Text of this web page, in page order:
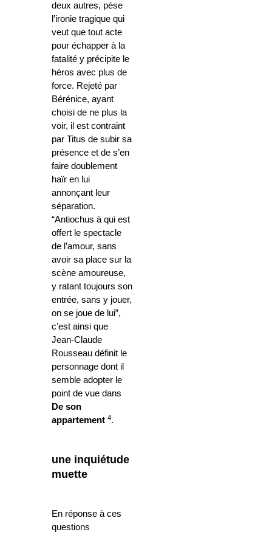
deux autres, pèse
l’ironie tragique qui
veut que tout acte
pour échapper à la
fatalité y précipite le
héros avec plus de
force. Rejeté par
Bérénice, ayant
choisi de ne plus la
voir, il est contraint
par Titus de subir sa
présence et de s’en
faire doublement
haïr en lui
annonçant leur
séparation.
“Antiochus à qui est
offert le spectacle
de l’amour, sans
avoir sa place sur la
scène amoureuse,
y ratant toujours son
entrée, sans y jouer,
on se joue de lui”,
c’est ainsi que
Jean-Claude
Rousseau définit le
personnage dont il
semble adopter le
point de vue dans
De son
appartement 4.
une inquiétude
muette
En réponse à ces
questions